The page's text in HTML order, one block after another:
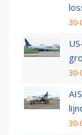
30-
30-
30-